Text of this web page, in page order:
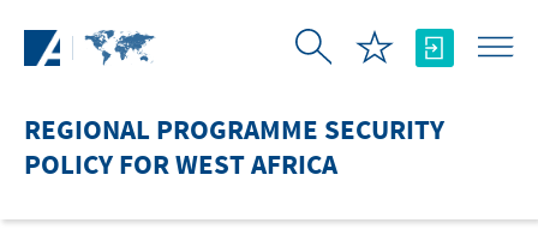
REGIONAL PROGRAMME SECURITY
POLICY FOR WEST AFRICA